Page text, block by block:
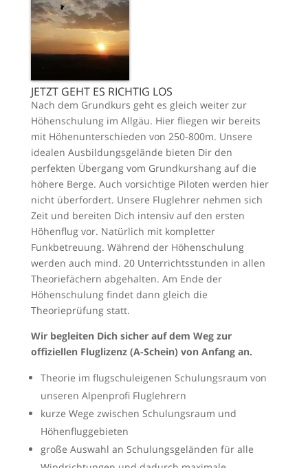
JETZT GEHT ES RICHTIG LOS
Nach dem Grundkurs geht es gleich weiter zur
Höhenschulung im Allgäu. Hier fliegen wir bereits
mit Höhenunterschieden von 250-800m. Unsere
idealen Ausbildungsgelände bieten Dir den
perfekten Übergang vom Grundkurshang auf die
höhere Berge. Auch vorsichtige Piloten werden hier
nicht überfordert. Unsere Fluglehrer nehmen sich
Zeit und bereiten Dich intensiv auf den ersten
Höhenflug vor. Natürlich mit kompletter
Funkbetreuung. Während der Höhenschulung
werden auch mind. 20 Unterrichtsstunden in allen
Theoriefächern abgehalten. Am Ende der
Höhenschulung findet dann gleich die
Theorieprüfung statt.
Wir begleiten Dich sicher auf dem Weg zur
offiziellen Fluglizenz (A-Schein) von Anfang an.
Theorie im flugschuleigenen Schulungsraum von
unseren Alpenprofi Fluglehrern
kurze Wege zwischen Schulungsraum und
Höhenfluggebieten
große Auswahl an Schulungsgeländen für alle